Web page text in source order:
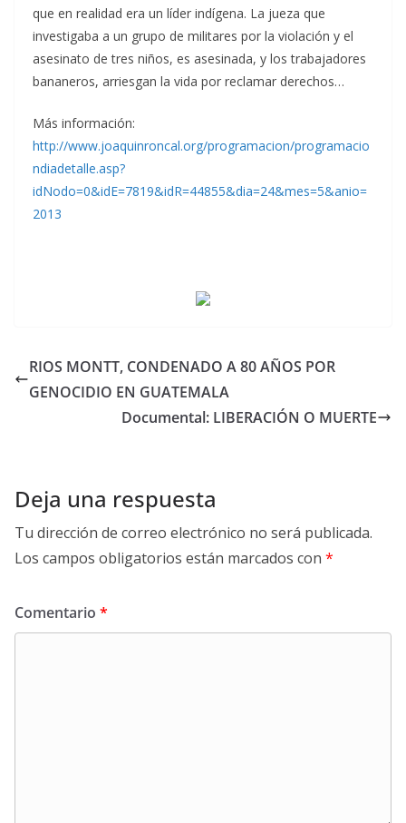
que en realidad era un líder indígena. La jueza que
investigaba a un grupo de militares por la violación y el
asesinato de tres niños, es asesinada, y los trabajadores
bananeros, arriesgan la vida por reclamar derechos…
Más información:
http://www.joaquinroncal.org/programacion/programacio
ndiadetalle.asp?
idNodo=0&idE=7819&idR=44855&dia=24&mes=5&anio=
2013
RIOS MONTT, CONDENADO A 80 AÑOS POR
GENOCIDIO EN GUATEMALA
Documental: LIBERACIÓN O MUERTE
Deja una respuesta
Tu dirección de correo electrónico no será publicada.
Los campos obligatorios están marcados con *
Comentario *